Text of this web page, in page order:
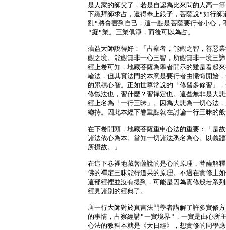
是人家的師父了，若是自認為比來問的人高一
下跪拜師求占，還得奉上銀子，菩薩說"如行師
亂"將會害到自己，這一點是菩薩要行者小心，
"癡"業。三業俱淨，而後可以為占。
蕅益大師說得好：「占察者，能觀之智，善惡
觀之境。能觀無非一心三智，所觀無非一境三
經上卷可知，地藏菩薩為學者開示的雖是看起
輪法，但其實法門的本意是要行者由懺悔開始
的累積心智。正如世尊常說的「修習多修習」
修懺法也，習什麼？習禪定也。這些無非是大
經上名為「一行三昧」。因為大悲為一切心法
總持。因此本經下卷重點就在討論一行三昧的
在下卷開頭，地藏菩薩重申心法的重要：「是
諸法依心為本。當知一切諸法悉名為心。以義
所攝故。」
在這下卷裡地藏菩薩說的是心的原理，菩薩解
佛的禪定三昧能得道果的原理。不過在實修上
這部經裡並沒有提到，可能是因為實修般若系
經見諸別的經典了。
唐一行大師對於真言法門學者講解了許多實修
的事情，占察經講"一實境界"，一實是由心所
心法的教科本就是《大日經》，想實修的同學